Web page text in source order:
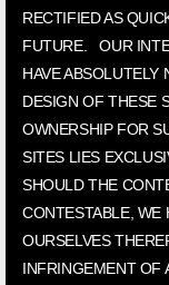
RECTIFIED AS
FUTURE. OUR
HAVE ABSOLUTELY
DESIGN OF THESE
OWNERSHIP FOR
SITES LIES
SHOULD THE
CONTESTABLE, WE
OURSELVES
INFRINGEMENT OF